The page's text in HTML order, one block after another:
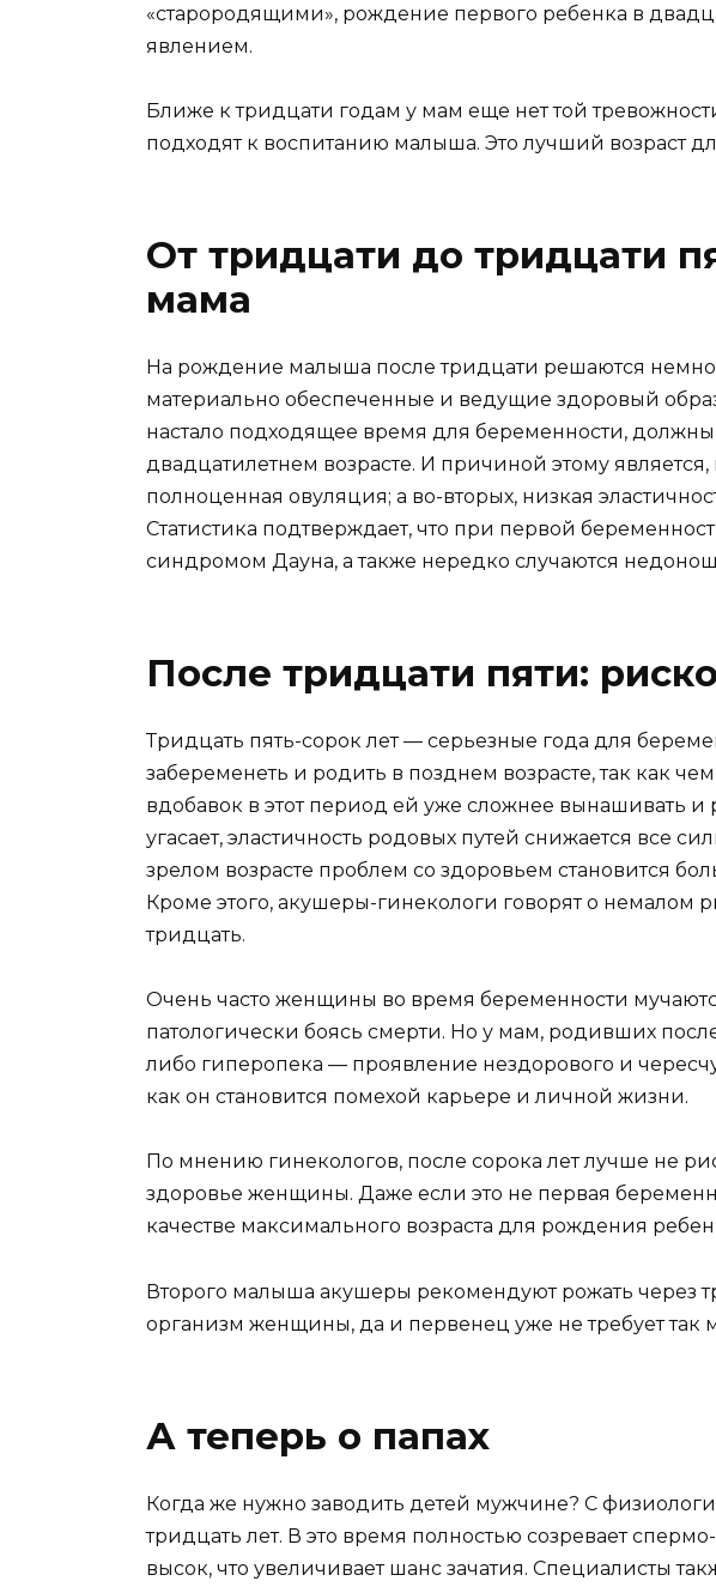
«старородящими», рождение первого ребенка в
явлением.
Ближе к тридцати годам у мам еще нет той
подходят к воспитанию малыша. Это лучший возраст
От тридцати до тридцати
мама
На рождение малыша после тридцати решаются
материально обеспеченные и ведущие здоровый
настало подходящее время для беременности, должны
двадцатилетнем возрасте. И причиной этому
полноценная овуляция; а во-вторых, низкая
Статистика подтверждает, что при первой
синдромом Дауна, а также нередко случаются
После тридцати пяти:
Тридцать пять-сорок лет — серьезные года для
забеременеть и родить в позднем возрасте, так как
вдобавок в этот период ей уже сложнее вынашивать
угасает, эластичность родовых путей снижается все
зрелом возрасте проблем со здоровьем становится
Кроме этого, акушеры-гинекологи говорят о немалом
тридцать.
Очень часто женщины во время беременности
патологически боясь смерти. Но у мам, родивших
либо гиперопека — проявление нездорового и
как он становится помехой карьере и личной жизни.
По мнению гинекологов, после сорока лет лучше не
здоровье женщины. Даже если это не первая
качестве максимального возраста для рождения
Второго малыша акушеры рекомендуют рожать через
организм женщины, да и первенец уже не требует
А теперь о папах
Когда же нужно заводить детей мужчине? С
тридцать лет. В это время полностью созревает
высок, что увеличивает шанс зачатия. Специалисты